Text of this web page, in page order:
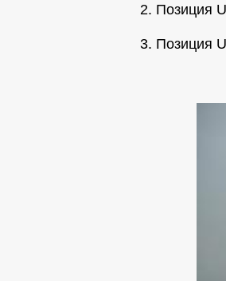
2. Позиция
3. Позиция